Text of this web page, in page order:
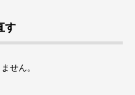
す
せん。